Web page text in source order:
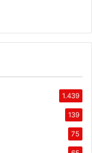
1.439
139
75